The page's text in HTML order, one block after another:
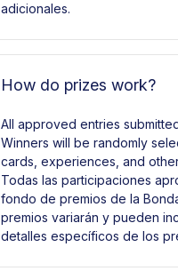
adicionales.
How do prizes work?
All approved entries
Winners will be randomly
cards, experiences, and
Todas las participaciones
fondo de premios de la
premios variarán y pueden
detalles específicos de los